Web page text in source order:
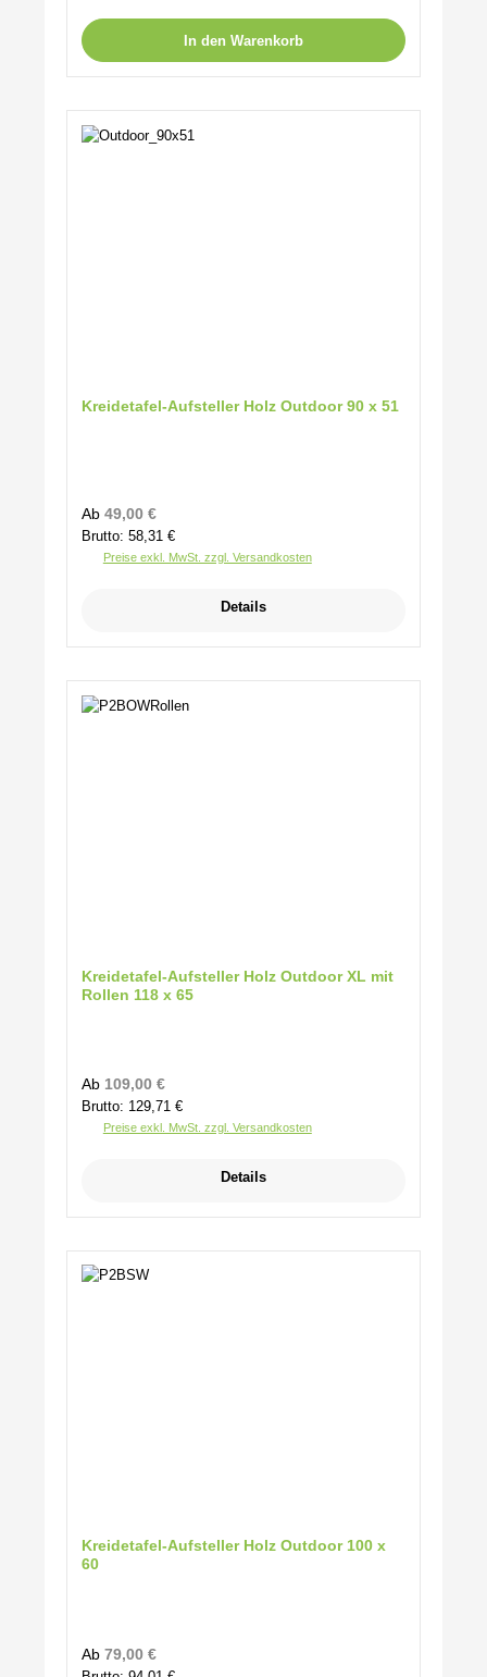
In den Warenkorb
Kreidetafel-Aufsteller Holz Outdoor 90 x 51
Regulärer Preis:
Ab 49,00 €
Brutto: 58,31 €
Preise exkl. MwSt. zzgl. Versandkosten
Details
Kreidetafel-Aufsteller Holz Outdoor XL mit
Rollen 118 x 65
Regulärer Preis:
Ab 109,00 €
Brutto: 129,71 €
Preise exkl. MwSt. zzgl. Versandkosten
Details
Kreidetafel-Aufsteller Holz Outdoor 100 x
60
Regulärer Preis:
Ab 79,00 €